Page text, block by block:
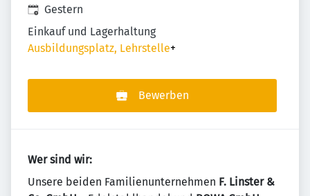
Veröffentlicht
Gestern
Einkauf und Lagerhaltung
Ausbildungsplatz, Lehrstelle+
Bewerben
Wer sind wir:
Unsere beiden Familienunternehmen F. Linster &